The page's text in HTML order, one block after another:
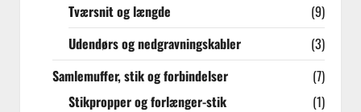
Tværsnit og længde
(9)
Udendørs og nedgravningskabler
(3)
Samlemuffer, stik og forbindelser
(7)
Stikpropper og forlænger-stik
(1)